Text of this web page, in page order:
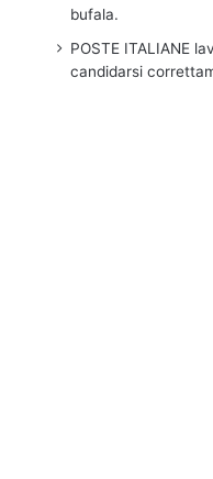
bufala.
POSTE ITALIANE
candidarsi